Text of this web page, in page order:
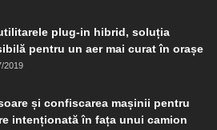
plug-in hibrid, soluția
pentru un aer mai curat în orașe
2019
și confiscarea mașinii pentru
intenționată în fața unui camion